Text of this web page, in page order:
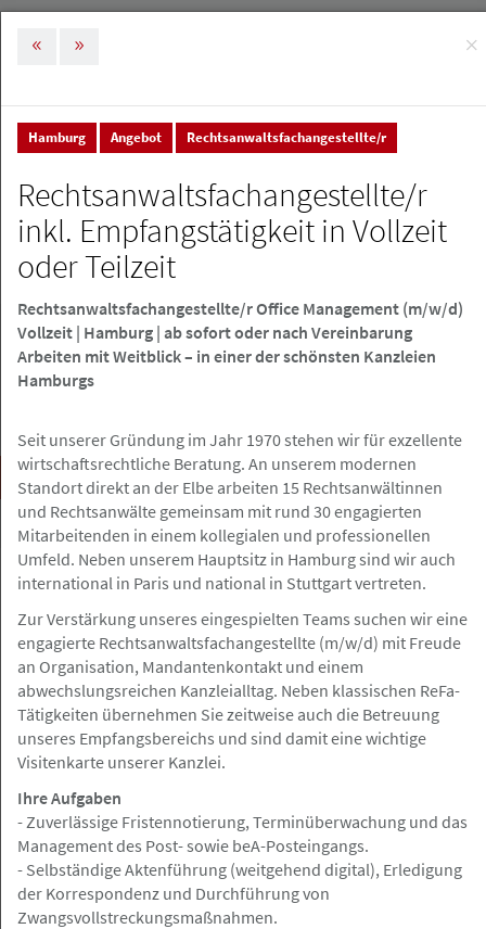
Stellenmarkt & Anzeigen Stellenanzeigen
Stellenanzeigen
Suchen
bundesweit Gesuch
07.08.2026
Juristische Fallbearbeitung/Zuarbeit
für Rechtsanwälte
Hamburg, Berlin, Frankfurt a.M, Nürnberg Angebot
07.08.2026
×
Hamburg Angebot Rechtsanwaltsfachangestellte/r
Rechtsanwaltsfachangestellte/r
inkl. Empfangstätigkeit in Vollzeit
oder Teilzeit
Rechtsanwaltsfachangestellte/r Office Management (m/w/d)
Vollzeit | Hamburg | ab sofort oder nach Vereinbarung
Arbeiten mit Weitblick – in einer der schönsten Kanzleien
Hamburgs
Seit unserer Gründung im Jahr 1970 stehen wir für exzellente
wirtschaftsrechtliche Beratung. An unserem modernen
Standort direkt an der Elbe arbeiten 15 Rechtsanwältinnen
und Rechtsanwälte gemeinsam mit rund 30 engagierten
Mitarbeitenden in einem kollegialen und professionellen
Umfeld. Neben unserem Hauptsitz in Hamburg sind wir auch
international in Paris und national in Stuttgart vertreten.
Zur Verstärkung unseres eingespielten Teams suchen wir eine
engagierte Rechtsanwaltsfachangestellte (m/w/d) mit Freude
an Organisation, Mandantenkontakt und einem
abwechslungsreichen Kanzleialltag. Neben klassischen ReFa-
Tätigkeiten übernehmen Sie zeitweise auch die Betreuung
unseres Empfangsbereichs und sind damit eine wichtige
Visitenkarte unserer Kanzlei.
Ihre Aufgaben
- Zuverlässige Fristennotierung, Terminüberwachung und das
Management des Post- sowie beA-Posteingangs.
- Selbständige Aktenführung (weitgehend digital), Erledigung
der Korrespondenz und Durchführung von
Zwangsvollstreckungsmaßnahmen.